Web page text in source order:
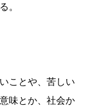
。
ことや、苦しい
味とか、社会か